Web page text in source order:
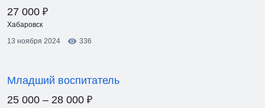
27 000 ₽
Хабаровск
13 ноября 2024
336
Младший воспитатель
25 000 – 28 000 ₽